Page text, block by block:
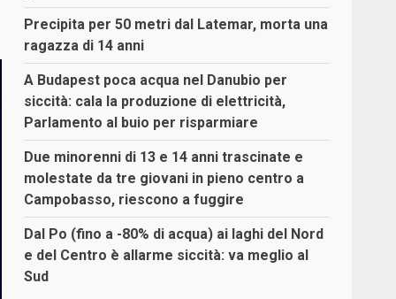
Precipita per 50 metri dal Latemar, morta una
ragazza di 14 anni
A Budapest poca acqua nel Danubio per
siccità: cala la produzione di elettricità,
Parlamento al buio per risparmiare
Due minorenni di 13 e 14 anni trascinate e
molestate da tre giovani in pieno centro a
Campobasso, riescono a fuggire
Dal Po (fino a -80% di acqua) ai laghi del Nord
e del Centro è allarme siccità: va meglio al
Sud